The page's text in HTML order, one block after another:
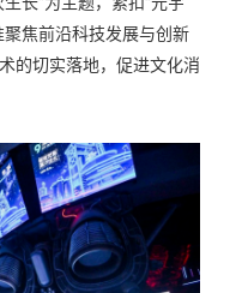
焦前沿科技发展与创新
的切实落地，促进文化消